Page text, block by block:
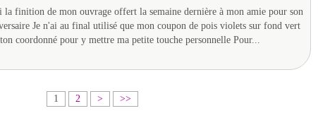
la finition de mon ouvrage offert la semaine dernière à mon amie pour son
Je n'ai au final utilisé que mon coupon de pois violets sur fond vert
coordonné pour y mettre ma petite touche personnelle Pour...
1 2 > >>